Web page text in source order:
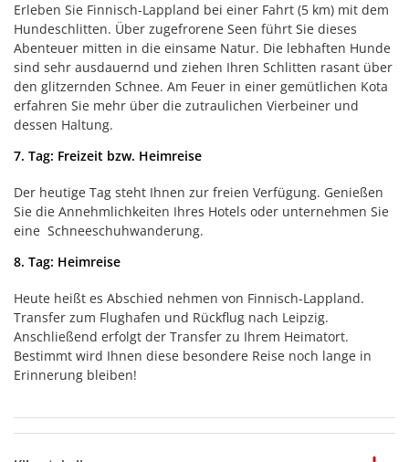
Erleben Sie Finnisch-Lappland bei einer Fahrt (5 km) mit dem
Hundeschlitten. Über zugefrorene Seen führt Sie dieses
Abenteuer mitten in die einsame Natur. Die lebhaften Hunde
sind sehr ausdauernd und ziehen Ihren Schlitten rasant über
den glitzernden Schnee. Am Feuer in einer gemütlichen Kota
erfahren Sie mehr über die zutraulichen Vierbeiner und
dessen Haltung.
7. Tag: Freizeit bzw. Heimreise
Der heutige Tag steht Ihnen zur freien Verfügung. Genießen
Sie die Annehmlichkeiten Ihres Hotels oder unternehmen Sie
eine Schneeschuhwanderung.
8. Tag: Heimreise
Heute heißt es Abschied nehmen von Finnisch-Lappland.
Transfer zum Flughafen und Rückflug nach Leipzig.
Anschließend erfolgt der Transfer zu Ihrem Heimatort.
Bestimmt wird Ihnen diese besondere Reise noch lange in
Erinnerung bleiben!